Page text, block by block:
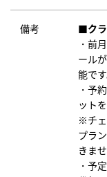
備考
■クラ
・前
ール
能です
・予
ット
※チェ
プラ
きませ
・予